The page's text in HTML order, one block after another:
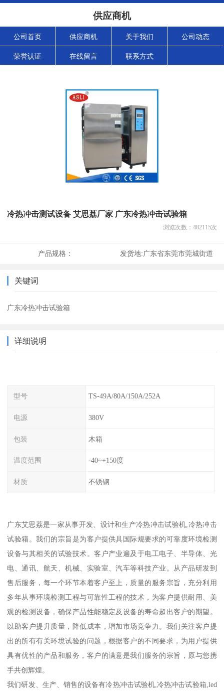
供应商机
公司首页 供应商机 关于我们 公司动态
荣誉认证 在线留言 联系方式
冷热冲击测试设备 艾思荔厂家 广东冷热冲击试验箱
浏览次数： 482115次
产品规格： 发货地:广东省东莞市莞城街道
关键词
广东冷热冲击试验箱
详细说明
型号 TS-49A/80A/150A/252A
电源 380V
包装 木箱
温度范围 -40~+150度
材质 不锈钢
广东艾思荔是一家从事开发、设计和生产冷热冲击试验机,冷热冲击
试验箱。我们的宗旨是为客户提供具国际规要求的可靠度环境检测
设备与其相关的试验技术。客户产业遍及于电工电子、半导体、光
电、通讯、航天、机械、实验室、汽车等科技产业。从产品研发到
售后服务，每一个环节本着客户至上，质量的服务宗旨，充分利用
多年从事环境检测工程与可靠性工程的技术，为客户提供耐用、美
观的检测设备，确保产品性能稳定及设备的寿命超出客户的期望。
以助客户提升质量，降低成本，增加市场竞争力。我们关注客户提
出的所有有关环境试验的问题，根据客户的不同要求，为用户提供
具有优性的产品和服务，客户的满意是我们服务的宗旨，原与您携
手共创辉煌。
我们研发、生产、销售的设备有冷热冲击试验机,冷热冲击试验箱,led